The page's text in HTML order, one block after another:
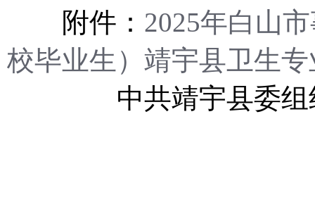
附件： 2025年白山
校毕业生）靖宇县卫生
中共靖宇县委组